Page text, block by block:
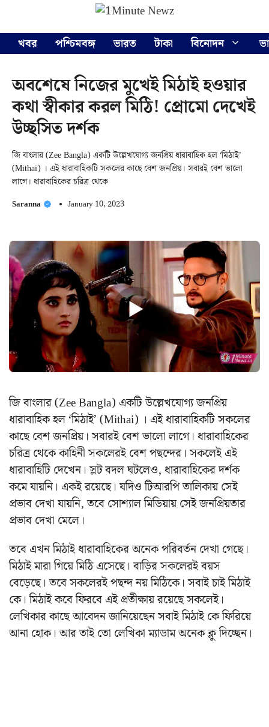
content
খবর
পশ্চিমবঙ্গ ভারত টাকা বিনোদন
অবশেষে নিজের মুখেই মিঠাই হওয়ার
কথা স্বীকার করল মিঠি! প্রোমো দেখেই
উচ্ছসিত দর্শক
জি বাংলার (Zee Bangla) একটি উল্লেখযোগ্য জনপ্রিয় ধারাবাহিক হল ‘মিঠাই’
(Mithai) । এই ধারাবাহিকটি সকলের কাছে বেশ জনপ্রিয়। সবারই বেশ ভালো
লাগে। ধারাবাহিকের চরিত্র থেকে
Saranna January 10, 2023
জি বাংলার (Zee Bangla) একটি উল্লেখযোগ্য জনপ্রিয়
ধারাবাহিক হল ‘মিঠাই’ (Mithai) । এই ধারাবাহিকটি সকলের
কাছে বেশ জনপ্রিয়। সবারই বেশ ভালো লাগে। ধারাবাহিকের
চরিত্র থেকে কাহিনী সকলেরই বেশ পছন্দের। সকলেই এই
ধারাবাহিটি দেখেন। স্লট বদল ঘটলেও, ধারাবাহিকের দর্শক
কমে যায়নি। একই রয়েছে। যদিও টিআরপি তালিকায় সেই
প্রভাব দেখা যায়নি, তবে সোশ্যাল মিডিয়ায় সেই জনপ্রিয়তার
প্রভাব দেখা মেলে।
তবে এখন মিঠাই ধারাবাহিকের অনেক পরিবর্তন দেখা গেছে।
মিঠাই মারা গিয়ে মিঠি এসেছে। বাড়ির সকলেরই বয়স
বেড়েছে। তবে সকলেরই পছন্দ নয় মিঠিকে। সবাই চাই মিঠাই
কে। মিঠাই কবে ফিরবে এই প্রতীক্ষায় রয়েছে সকলেই।
লেখিকার কাছে আবেদন জানিয়েছেন সবাই মিঠাই কে ফিরিয়ে
আনা হোক। আর তাই তো লেখিকা ম্যাডাম অনেক ক্লু দিচ্ছেন।